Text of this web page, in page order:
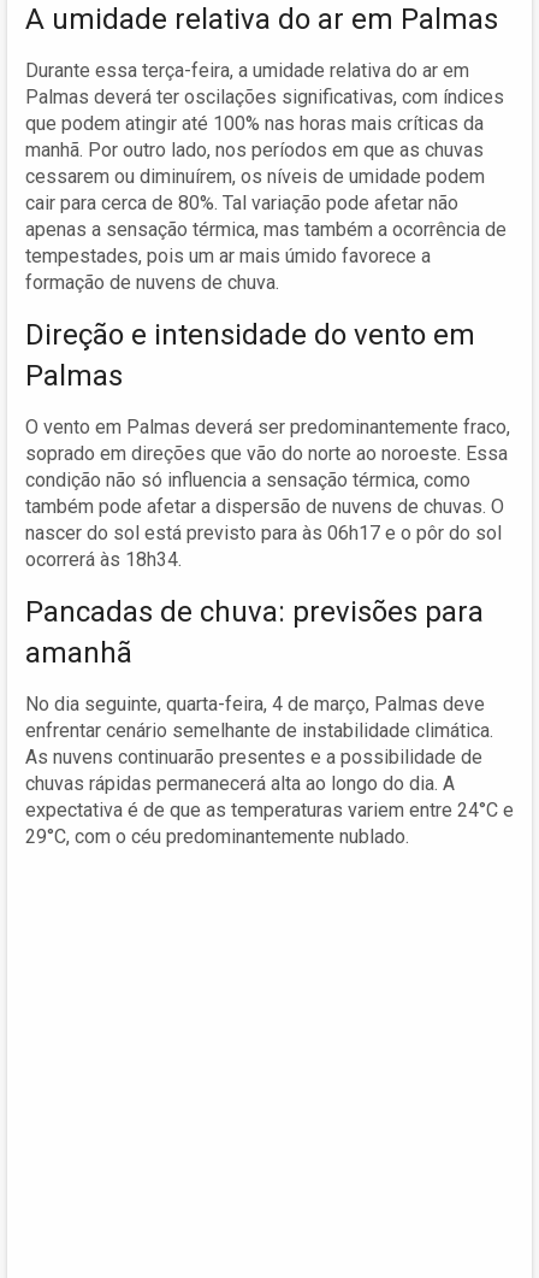
A umidade relativa do ar em Palmas
Durante essa terça-feira, a umidade relativa do ar em
Palmas deverá ter oscilações significativas, com índices
que podem atingir até 100% nas horas mais críticas da
manhã. Por outro lado, nos períodos em que as chuvas
cessarem ou diminuírem, os níveis de umidade podem
cair para cerca de 80%. Tal variação pode afetar não
apenas a sensação térmica, mas também a ocorrência de
tempestades, pois um ar mais úmido favorece a
formação de nuvens de chuva.
Direção e intensidade do vento em
Palmas
O vento em Palmas deverá ser predominantemente fraco,
soprado em direções que vão do norte ao noroeste. Essa
condição não só influencia a sensação térmica, como
também pode afetar a dispersão de nuvens de chuvas. O
nascer do sol está previsto para às 06h17 e o pôr do sol
ocorrerá às 18h34.
Pancadas de chuva: previsões para
amanhã
No dia seguinte, quarta-feira, 4 de março, Palmas deve
enfrentar cenário semelhante de instabilidade climática.
As nuvens continuarão presentes e a possibilidade de
chuvas rápidas permanecerá alta ao longo do dia. A
expectativa é de que as temperaturas variem entre 24°C e
29°C, com o céu predominantemente nublado.